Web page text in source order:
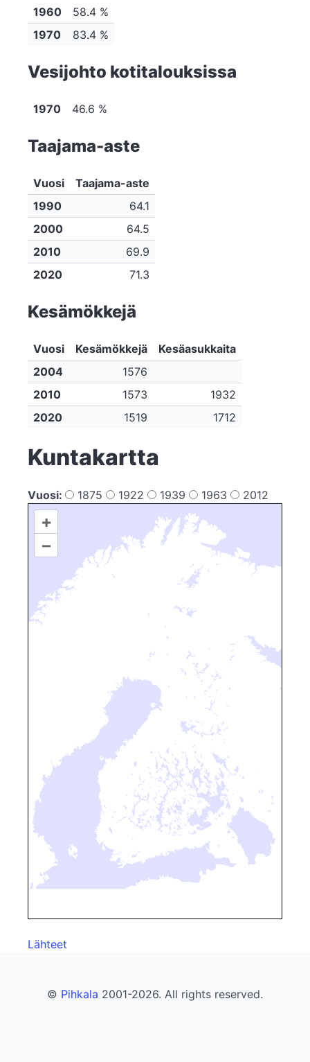
1960
58.4 %
1970
83.4 %
Vesijohto kotitalouksissa
1970 46.6 %
Taajama-aste
Vuosi
Taajama-aste
1990
64.1
2000
64.5
2010
69.9
2020
71.3
Kesämökkejä
Vuosi Kesämökkejä
Kesäasukkaita
2004
1576
2010
1573
1932
2020
1519 1712
Kuntakartta
Vuosi: 1875 1922 1939 1963 2012
+
–
Lähteet
© Pihkala 2001-2026. All rights reserved.